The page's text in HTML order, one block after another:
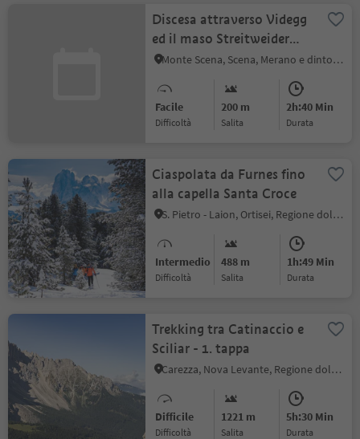
Discesa attraverso Videgg
ed il maso Streitweider
verso Verdins
Monte Scena, Scena, Merano e dintorni
Facile
Difficoltà
200 m
Salita
2h:40 Min
durata
Ciaspolata da Furnes fino
alla capella Santa Croce
S. Pietro - Laion, Ortisei, Regione dolomitica Val Gardena
Intermedio
Difficoltà
488 m
Salita
1h:49 Min
durata
Trekking tra Catinaccio e
Sciliar - 1. tappa
Carezza, Nova Levante, Regione dolomitica Val d'Ega
Difficile
Difficoltà
1221 m
Salita
5h:30 Min
durata